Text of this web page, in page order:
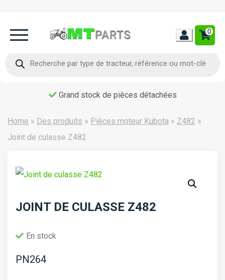
0
produits
Grand stock de pièces détachées
Home » Des produits » Pièces moteur Kubota » Z482 »
Joint de culasse Z482
JOINT DE CULASSE Z482
En stock
PN264